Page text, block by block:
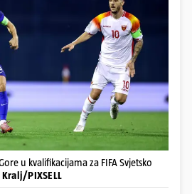
u kvalifikacijama za FIFA Svjetsko
PIXSELL